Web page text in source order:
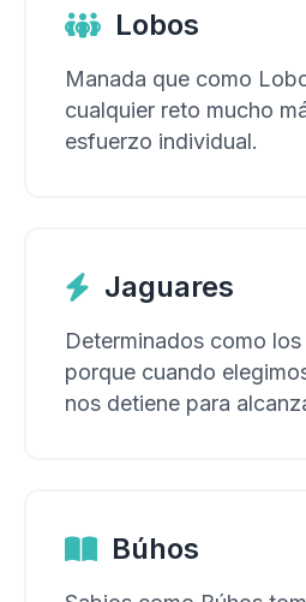
Lobos
Manada que como
cualquier reto mucho
esfuerzo individual.
Jaguares
Determinados como
porque cuando
nos detiene para
Búhos